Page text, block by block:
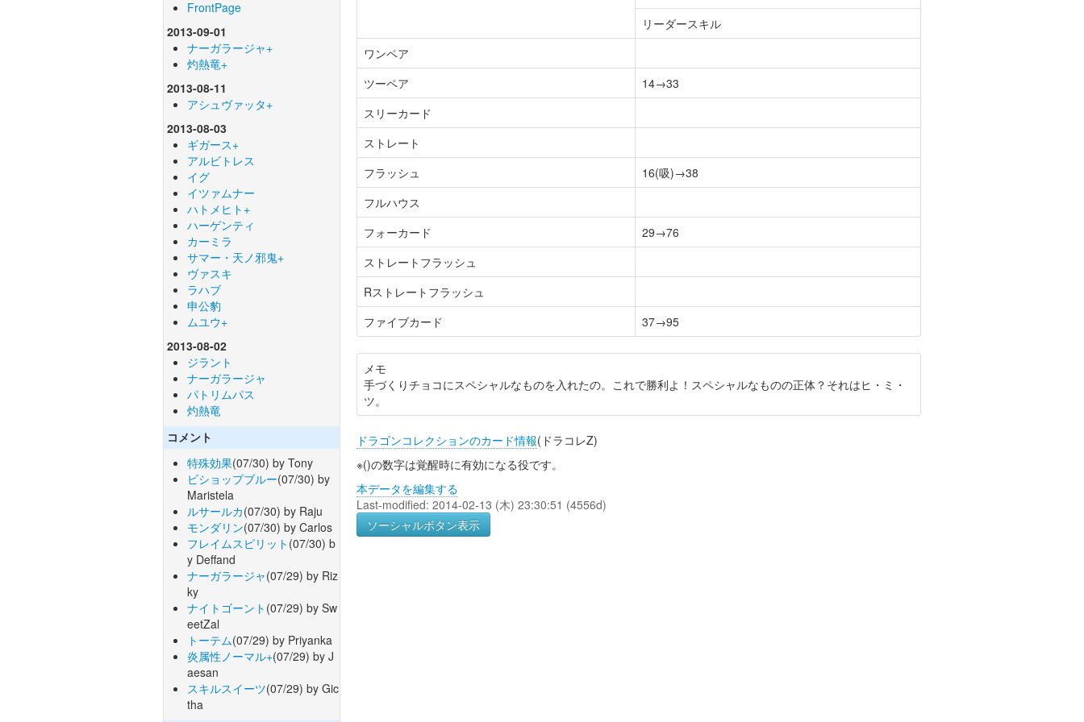
FrontPage
2013-09-01
ナーガラージャ+
灼熱竜+
2013-08-11
アシュヴァッタ+
2013-08-03
ギガース+
アルビトレス
イグ
イツァムナー
ハトメヒト+
ハーゲンティ
カーミラ
サマー・天ノ邪鬼+
ヴァスキ
ラハブ
申公豹
ムユウ+
2013-08-02
ジラント
ナーガラージャ
パトリムパス
灼熱竜
コメント
特殊効果(07/30) by Tony
ビショップブルー(07/30) by
Maristela
ルサールカ(07/30) by Raju
モンダリン(07/30) by Carlos
フレイムスピリット (07/30) b
y Deffand
ナーガラージャ(07/29) by Riz
ky
ナイトゴーント (07/29) by Sw
eetZal
トーテム(07/29) by Priyanka
炎属性ノーマル+(07/29) by J
aesan
スキルスイーツ(07/29) by Gic
tha
リーダースキル
ワンペア
ツーペア
14→33
スリーカード
ストレート
フラッシュ
16(吸)→38
フルハウス
フォーカード
29→76
ストレートフラッシュ
Rストレートフラッシュ
ファイブカード
37→95
メモ
手づくりチョコにスペシャルなものを入れたの。これで勝利よ！スペシャルなものの正体？それはヒ・ミ・
ツ。
ドラゴンコレクションのカード情報(ドラコレZ)
※()の数字は覚醒時に有効になる役です。
本データを編集する
Last-modified: 2014-02-13 (木) 23:30:51 (4556d)
ソーシャルボタン表示